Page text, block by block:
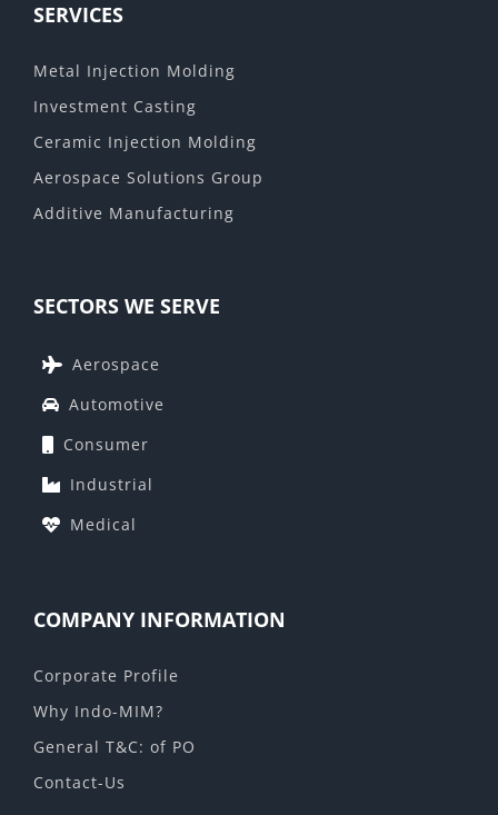
SERVICES
Metal Injection Molding
Investment Casting
Ceramic Injection Molding
Aerospace Solutions Group
Additive Manufacturing
SECTORS WE SERVE
Aerospace
Automotive
Consumer
Industrial
Medical
COMPANY INFORMATION
Corporate Profile
Why Indo-MIM?
General T&C: of PO
Contact-Us